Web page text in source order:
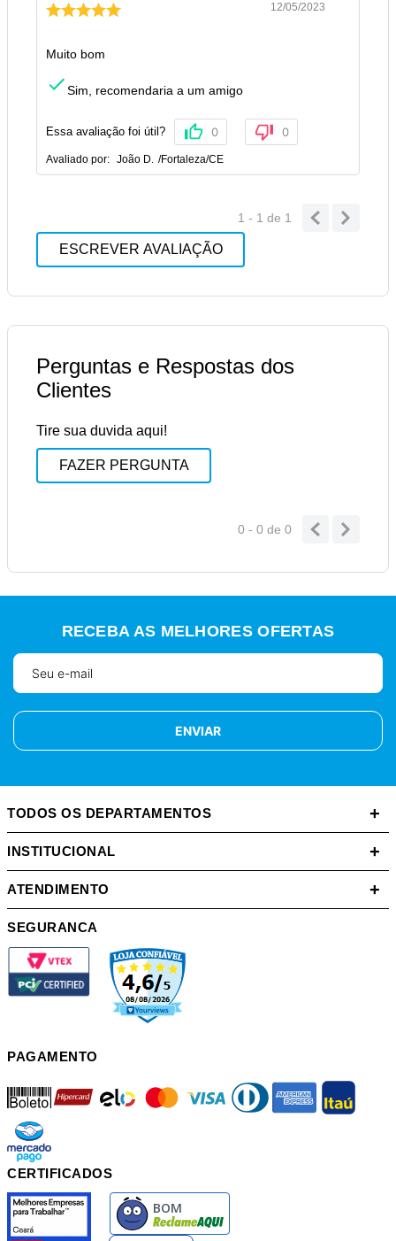
12/05/2023
Muito bom
Sim, recomendaria a um amigo
Essa avaliação foi útil? 0 0
Avaliado por: João D. /Fortaleza/CE
1 - 1 de 1
ESCREVER AVALIAÇÃO
Perguntas e Respostas dos
Clientes
Tire sua duvida aqui!
FAZER PERGUNTA
0 - 0 de 0
RECEBA AS MELHORES OFERTAS
ENVIAR
TODOS OS DEPARTAMENTOS +
INSTITUCIONAL +
ATENDIMENTO +
SEGURANCA
PAGAMENTO
boleto mastercard diners american itau
mercadopago
CERTIFICADOS